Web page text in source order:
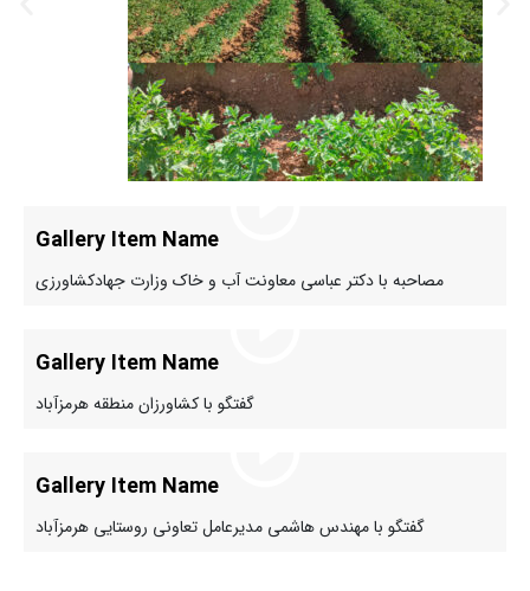
Gallery Item Name
مصاحبه با دکتر عباسی معاونت آب و خاک وزارت جهادکشاورزی
Gallery Item Name
گفتگو با کشاورزان منطقه هرمزآباد
Gallery Item Name
گفتگو با مهندس هاشمی مدیرعامل تعاونی روستایی هرمزآباد